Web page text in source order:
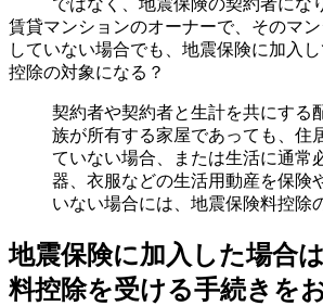
賃貸マンションのオーナーで、そのマ
していない場合でも、地震保険に加入
控除の対象になる？
契約者や契約者と生計を共にする
族が所有する家屋であっても、住
ていない場合、または生活に通常
器、衣服などの生活用動産を保険
いない場合には、地震保険料控除
地震保険に加入した場合
料控除を受ける手続きを